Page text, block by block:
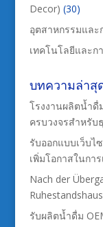
Decor) (30)
อุตสาหกรรมและ
เทคโนโลยีและก
บทความล่าสุ
โรงงานผลิตน้ำดื่
ครบวงจรสำหรับ
รับออกแบบเว็บไ
เพิ่มโอกาสในกา
Nach der
รับผลิตน้ำดื่ม